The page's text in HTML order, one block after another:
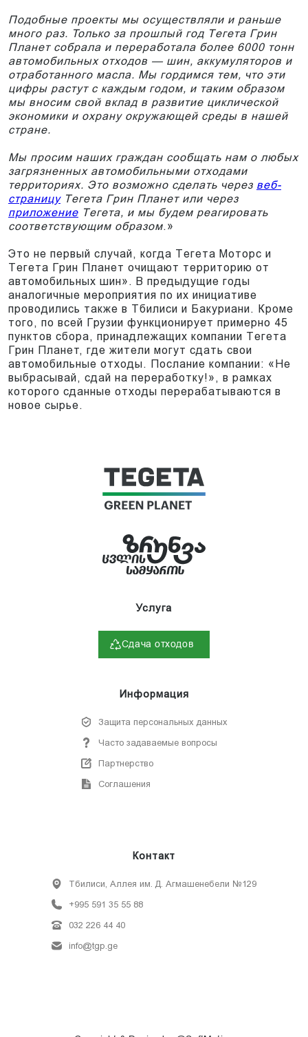
Подобные проекты мы осуществляли и раньше
много раз. Только за прошлый год Тегета Грин
Планет собрала и переработала более 6000 тонн
автомобильных отходов — шин, аккумуляторов и
отработанного масла. Мы гордимся тем, что эти
цифры растут с каждым годом, и таким образом
мы вносим свой вклад в развитие циклической
экономики и охрану окружающей среды в нашей
стране.
Мы просим наших граждан сообщать нам о любых
загрязненных автомобильными отходами
территориях. Это возможно сделать через веб-
страницуТегета Грин Планет или через
приложение Tегета, и мы будем реагировать
соответствующим образом.»
Это не первый случай, когда Tегета Моторс и
Тегета Грин Планет очищают территорию от
автомобильных шин». В предыдущие годы
аналогичные мероприятия по их инициативе
проводились также в Тбилиси и Бакуриани. Кроме
того, по всей Грузии функционирует примерно 45
пунктов сбора, принадлежащих компании Тегета
Грин Планет, где жители могут сдать свои
автомобильные отходы. Послание компании: «Не
выбрасывай, сдай на переработку!», в рамках
которого сданные отходы перерабатываются в
новое сырье.
Услуга
Сдача отходов
Информация
Защита персональных данных
Часто задаваемые вопросы
Партнерство
Соглашения
Контакт
Тбилиси, Аллея им. Д. Агмашенебели №129
+995 591 35 55 88
032 226 44 40
info@tgp.ge